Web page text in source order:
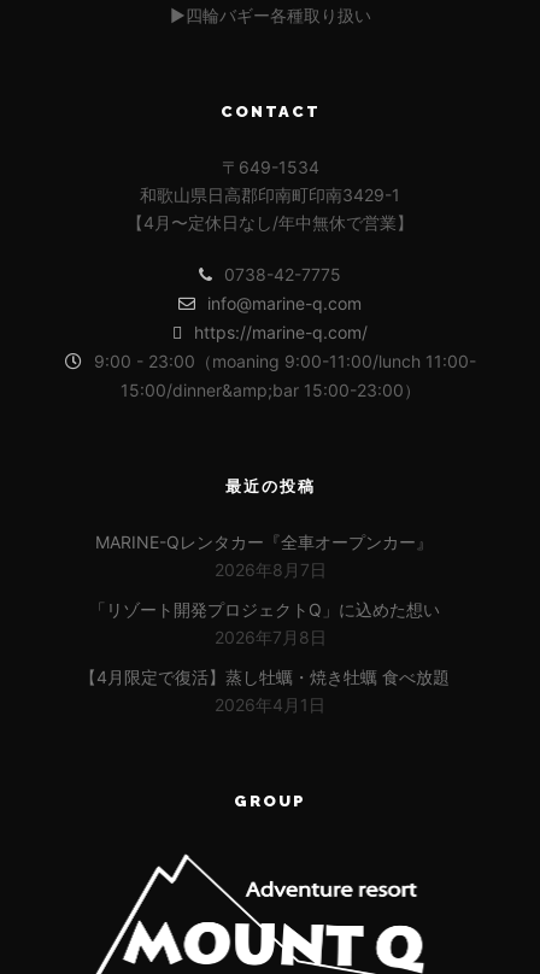
▶︎四輪バギー各種取り扱い
CONTACT
〒649-1534
和歌山県日高郡印南町印南3429-1
【4月〜定休日なし/年中無休で営業】
0738-42-7775
info@marine-q.com
https://marine-q.com/
9:00 - 23:00（moaning 9:00-11:00/lunch 11:00-
15:00/dinner&amp;bar 15:00-23:00）
最近の投稿
MARINE-Qレンタカー『全車オープンカー』
2026年8月7日
「リゾート開発プロジェクトQ」に込めた想い
2026年7月8日
【4月限定で復活】蒸し牡蠣・焼き牡蠣 食べ放題
2026年4月1日
GROUP